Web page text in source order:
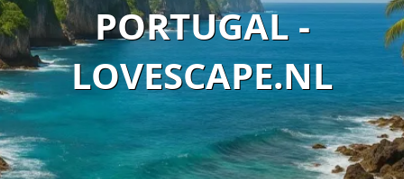
PORTUGAL -
LOVESCAPE.NL